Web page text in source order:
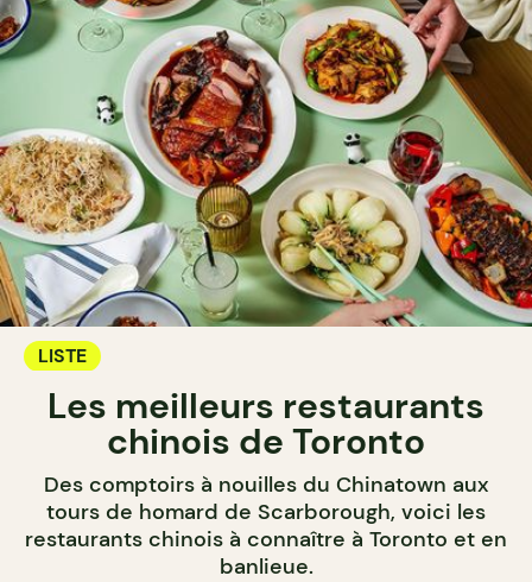
LISTE
Les meilleurs restaurants
chinois de Toronto
Des comptoirs à nouilles du Chinatown aux
tours de homard de Scarborough, voici les
restaurants chinois à connaître à Toronto et en
banlieue.